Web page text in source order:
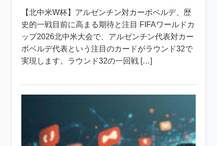
【北中米W杯】アルゼンチン対カーボベルデ、歴
史的一戦目前に高まる期待と注目 FIFAワールドカ
ップ2026北中米大会で、アルゼンチン代表対カー
ボベルデ代表という注目のカードがラウンド32で
実現します。ラウンド32の一回戦 […]